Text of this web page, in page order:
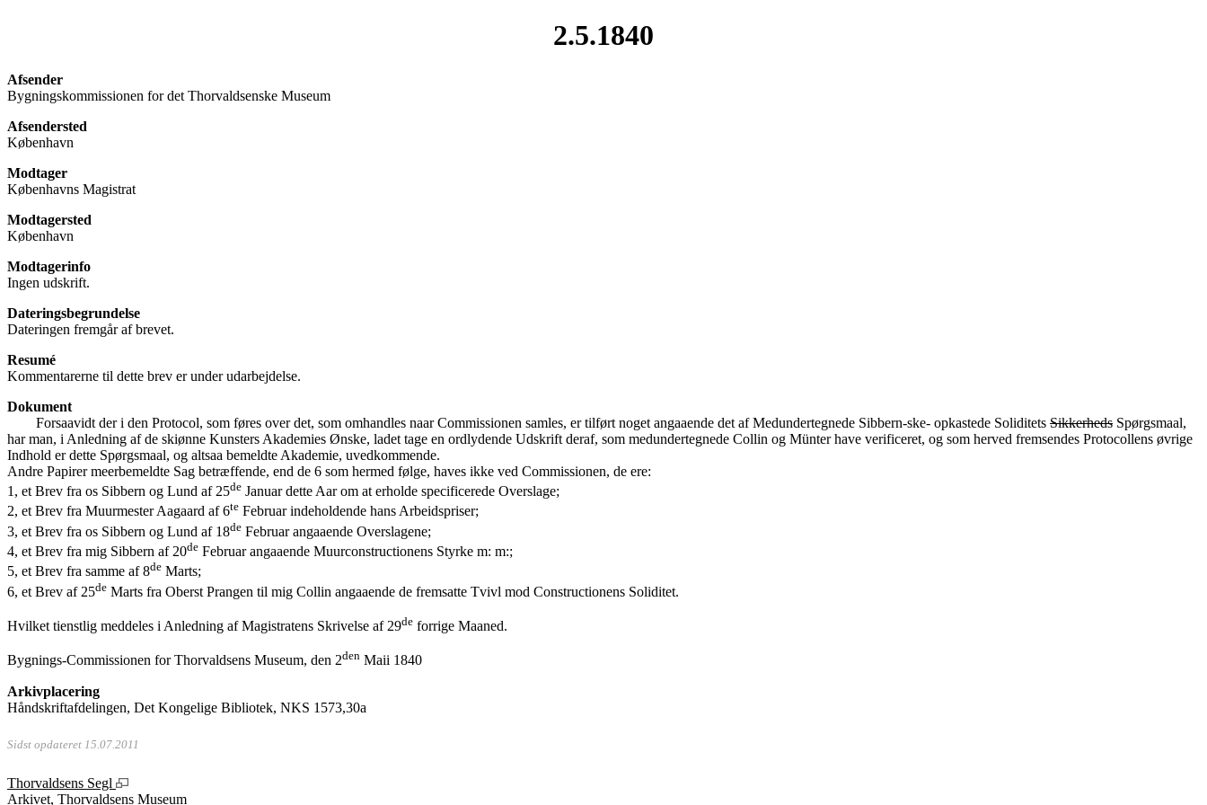
2.5.1840
Afsender
Bygningskommissionen for det Thorvaldsenske Museum
Afsendersted
København
Modtager
Københavns Magistrat
Modtagersted
København
Modtagerinfo
Ingen udskrift.
Dateringsbegrundelse
Dateringen fremgår af brevet.
Resumé
Kommentarerne til dette brev er under udarbejdelse.
Dokument
Forsaavidt der i den Protocol, som føres over det, som omhandles naar Commissionen samles, er tilført noget angaaende det af Medundertegnede Sibbern-ske- opkastede Soliditets Sikkerheds Spørgsmaal,
har man, i Anledning af de skiønne Kunsters Akademies Ønske, ladet tage en ordlydende Udskrift deraf, som medundertegnede Collin og Münter have verificeret, og som herved fremsendes Protocollens øvrige
Indhold er dette Spørgsmaal, og altsaa bemeldte Akademie, uvedkommende.
Andre Papirer meerbemeldte Sag betræffende, end de 6 som hermed følge, haves ikke ved Commissionen, de ere:
1, et Brev fra os Sibbern og Lund af 25de Januar dette Aar om at erholde specificerede Overslage;
2, et Brev fra Muurmester Aagaard af 6te Februar indeholdende hans Arbeidspriser;
3, et Brev fra os Sibbern og Lund af 18de Februar angaaende Overslagene;
4, et Brev fra mig Sibbern af 20de Februar angaaende Muurconstructionens Styrke m: m:;
5, et Brev fra samme af 8de Marts;
6, et Brev af 25de Marts fra Oberst Prangen til mig Collin angaaende de fremsatte Tvivl mod Constructionens Soliditet.
Hvilket tienstlig meddeles i Anledning af Magistratens Skrivelse af 29de forrige Maaned.
Bygnings-Commissionen for Thorvaldsens Museum, den 2den Maii 1840
Arkivplacering
Håndskriftafdelingen, Det Kongelige Bibliotek, NKS 1573,30a
Sidst opdateret 15.07.2011
Thorvaldsens Segl
Arkivet, Thorvaldsens Museum